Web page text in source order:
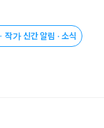
념을 실천한 전집물
학전집이 필요하다는
학이라는 관념은 이
의 지성과 감성의 기
다.
범세계적으로 통용되
정전의 변동을 고려
작가 신간 알림 · 소식